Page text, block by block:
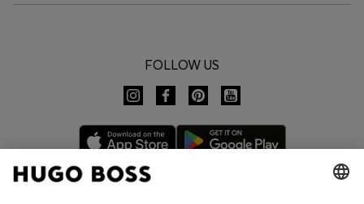
FOLLOW US
LAND WIJZIGEN: